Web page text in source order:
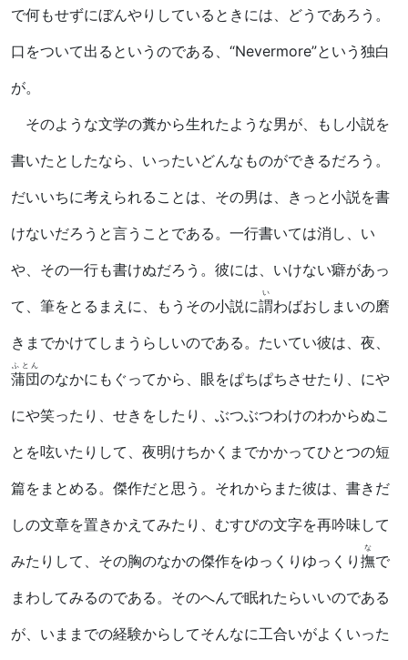
で何もせずにぼんやりしているときには、どうであろう。
口をついて出るというのである、 “Nevermore”という独白
が。
そのような文学の糞から生れたような男が、もし小説を
書いたとしたなら、いったいどんなものができるだろう。
だいいちに考えられることは、その男は、きっと小説を書
けないだろうと言うことである。一行書いては消し、い
や、その一行も書けぬだろう。彼には、いけない癖があっ
て、筆をとるまえに、もうその小説に謂
い
わばおしまいの磨
きまでかけてしまうらしいのである。たいてい彼は、夜、
蒲団
ふとん
のなかにもぐってから、眼をぱちぱちさせたり、にや
にや笑ったり、せきをしたり、ぶつぶつわけのわからぬこ
とを呟いたりして、夜明けちかくまでかかってひとつの短
篇をまとめる。傑作だと思う。それからまた彼は、書きだ
しの文章を置きかえてみたり、むすびの文字を再吟味して
みたりして、その胸のなかの傑作をゆっくりゆっくり 撫
な
で
まわしてみるのである。そのへんで眠れたらいいのである
が、いままでの経験からしてそんなに工合いがよくいった